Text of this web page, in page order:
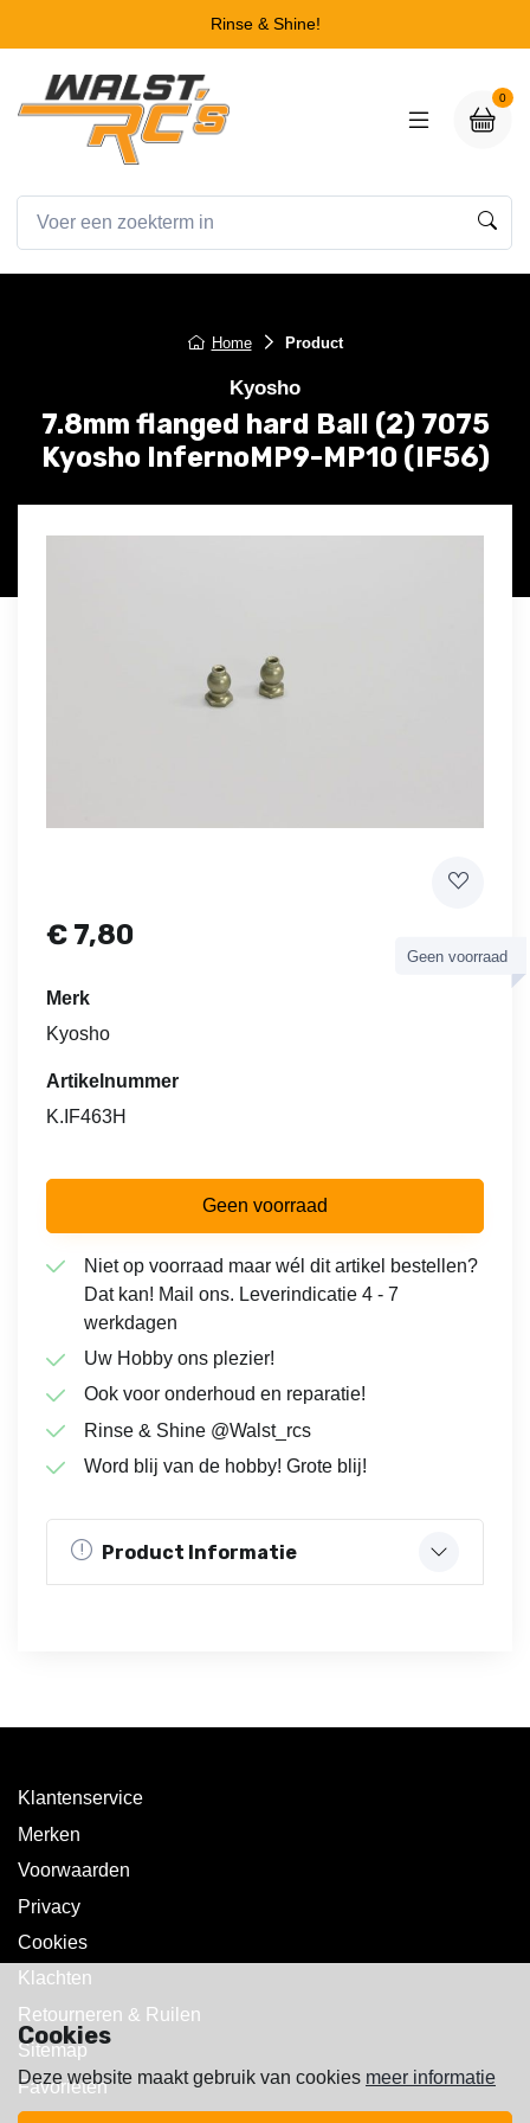
Rinse & Shine!
0
Home Product
Kyosho
7.8mm flanged hard Ball (2) 7075
Kyosho InfernoMP9-MP10 (IF56)
€ 7,80
Geen voorraad
Merk
Kyosho
Artikelnummer
K.IF463H
Geen voorraad
Niet op voorraad maar wél dit artikel bestellen?
Dat kan! Mail ons. Leverindicatie 4 - 7
werkdagen
Uw Hobby ons plezier!
Ook voor onderhoud en reparatie!
Rinse & Shine @Walst_rcs
Word blij van de hobby! Grote blij!
Product Informatie
Klantenservice
Merken
Voorwaarden
Privacy
Cookies
Klachten
Retourneren & Ruilen
Sitemap
Favorieten
Cookies
Deze website maakt gebruik van cookies meer informatie